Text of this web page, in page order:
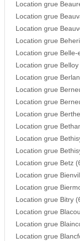
Location grue
Location grue
Location grue
Location grue
Location grue Belle-
Location grue
Location grue
Location grue
Location grue
Location grue
Location grue
Location grue
Location grue
Location grue Betz
Location grue
Location grue
Location grue Bitry
Location grue
Location grue
Location grue